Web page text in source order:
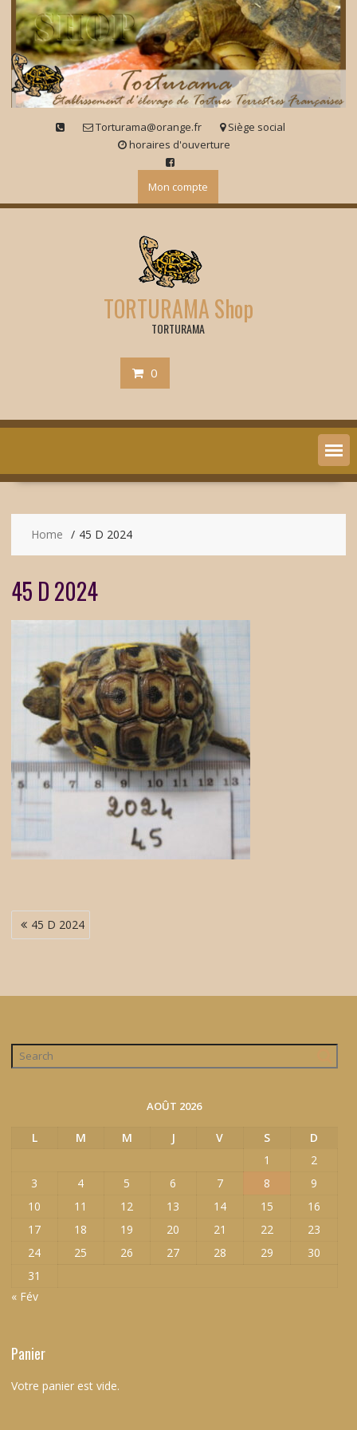
Skip
content
Torturama@orange.fr
Siège social
horaires d'ouverture
Mon compte
TORTURAMA Shop
TORTURAMA
0
Home 45 D 2024
45 D 2024
Navigation
de
45 D 2024
AOÛT 2026
L M M J V S
D
1
2
3
4 5 6 7 8
9
10
11 12 13 14 15
16
17
18 19 20 21 22
23
24
25 26 27 28 29
30
31
« Fév
Panier
Votre panier est vide.